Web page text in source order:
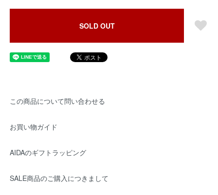
SOLD OUT
この商品について問い合わせる
お買い物ガイド
AIDAのギフトラッピング
SALE商品のご購入につきまして